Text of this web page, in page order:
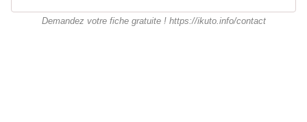
Demandez votre fiche gratuite ! https://ikuto.info/contact